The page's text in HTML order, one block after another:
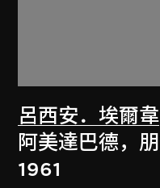
呂西安．埃爾韋
阿美達巴德，
1961